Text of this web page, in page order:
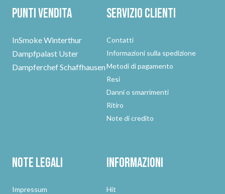
Punti vendita
InSmoke Winterthur
Dampfpalast Uster
Dampferchef Schaffhausen
Servizio clienti
Contatti
Informazioni sulla spedizione
Metodi di pagamento
Resi
Danni o smarrimenti
Ritiro
Note di credito
Note legali
Impressum
Informazioni
Hit